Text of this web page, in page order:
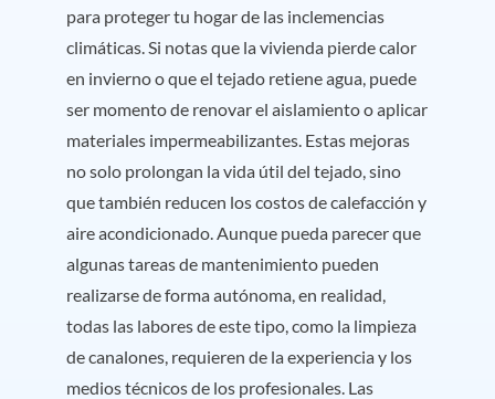
para proteger tu hogar de las inclemencias
climáticas. Si notas que la vivienda pierde calor
en invierno o que el tejado retiene agua, puede
ser momento de renovar el aislamiento o aplicar
materiales impermeabilizantes. Estas mejoras
no solo prolongan la vida útil del tejado, sino
que también reducen los costos de calefacción y
aire acondicionado. Aunque pueda parecer que
algunas tareas de mantenimiento pueden
realizarse de forma autónoma, en realidad,
todas las labores de este tipo, como la limpieza
de canalones, requieren de la experiencia y los
medios técnicos de los profesionales. Las